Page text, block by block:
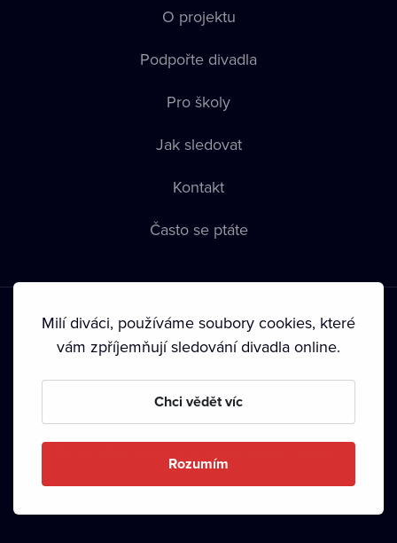
O projektu
Podpořte divadla
Pro školy
Jak sledovat
Kontakt
Často se ptáte
Podmínky používání • Ochrana soukromí • Zásady používání
• Autorská práva•
Milí diváci, používáme soubory cookies, které
vám zpříjemňují sledování divadla online.
Chci vědět víc
Rozumím